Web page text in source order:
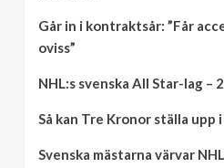
Går in i kontraktsår: ”Får
oviss”
NHL:s svenska All Star-lag –
Så kan Tre Kronor ställa upp
Svenska mästarna värvar